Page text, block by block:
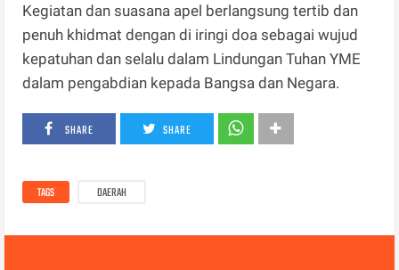
Kegiatan dan suasana apel berlangsung tertib dan
penuh khidmat dengan di iringi doa sebagai wujud
kepatuhan dan selalu dalam Lindungan Tuhan YME
dalam pengabdian kepada Bangsa dan Negara.
SHARE SHARE
TAGS DAERAH